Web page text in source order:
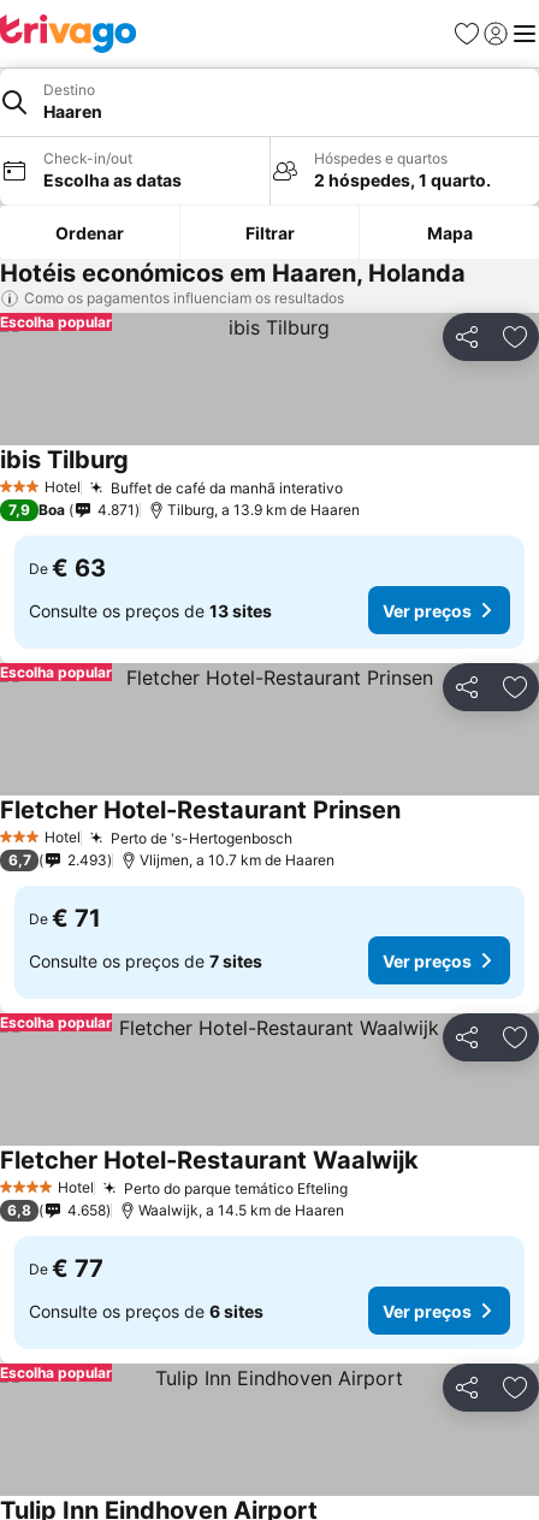
Favoritos
Iniciar
Destino
Haaren
Check-in/out
Escolha as datas
Hóspedes e quartos
2 hóspedes, 1 quarto.
Ordenar Filtrar Mapa
Hotéis económicos em Haaren, Holanda
Como os pagamentos influenciam os resultados
Partilhar
Escolha popular
3 EstrelasHotel Buffet de café da manhã interativo
ibis Tilburg
7,9 Boa 4.871 Tilburg, a 13.9 km de Haaren
De € 63
Consulte os preços de 13 sites Ver preços
Partilhar
Escolha popular
3 EstrelasHotel Perto de 's-Hertogenbosch
Fletcher Hotel-Restaurant Prinsen
6,7 2.493 Vlijmen, a 10.7 km de Haaren
De € 71
Consulte os preços de 7 sites Ver preços
Partilhar
Escolha popular
4 EstrelasHotel Perto do parque temático Efteling
Fletcher Hotel-Restaurant Waalwijk
6,8 4.658 Waalwijk, a 14.5 km de Haaren
De € 77
Consulte os preços de 6 sites Ver preços
Partilhar
Escolha popular
Tulip Inn Eindhoven Airport